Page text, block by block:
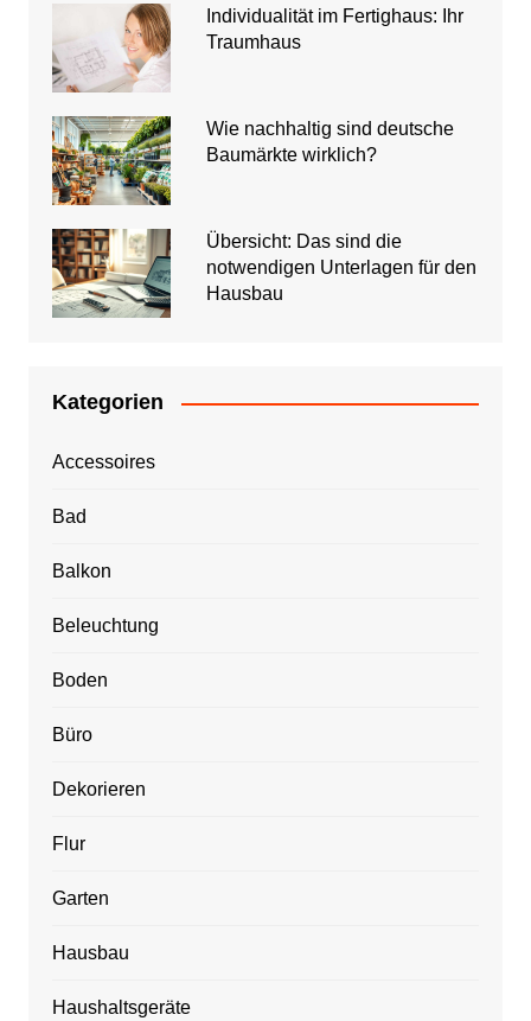
Individualität im Fertighaus: Ihr
Traumhaus
Wie nachhaltig sind deutsche
Baumärkte wirklich?
Übersicht: Das sind die
notwendigen Unterlagen für den
Hausbau
Kategorien
Accessoires
Bad
Balkon
Beleuchtung
Boden
Büro
Dekorieren
Flur
Garten
Hausbau
Haushaltsgeräte